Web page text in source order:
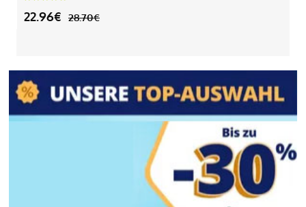
22.96€ 28.70€